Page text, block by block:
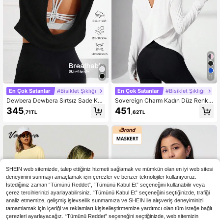
En Çok Satanlar #Bisiklet Şıklığı
Dewbera Dewbera Sırtsız Sade Kad
ın Spor Tişörtleri ve Atletleri
345 ,71TL
11
En Çok Satanlar #Bisiklet Şıklığı
Sovereign Charm Kadın Düz Renk
Basit Günlük Çapraz Askılı Spor Uz
un Kollu Tişört Antrenman Tank Top
451 ,62TL
SHEIN web sitemizde, talep ettiğiniz hizmeti sağlamak ve mümkün olan en iyi web sitesi
deneyimini sunmayı amaçlamak için çerezler ve benzer teknolojiler kullanıyoruz.
İstediğiniz zaman “Tümünü Reddet”, “Tümünü Kabul Et” seçeneğini kullanabilir veya
çerez tercihlerinizi ayarlayabilirsiniz. “Tümünü Kabul Et” seçeneğini seçtiğinizde, trafiği
analiz etmemize, gelişmiş işlevsellik sunmamıza ve SHEIN ile alışveriş deneyiminizi
tamamlamak için içeriği ve reklamları kişiselleştirmemize yardımcı olan tüm isteğe bağlı
çerezleri ayarlayacağız. “Tümünü Reddet” seçeneğini seçtiğinizde, web sitemizin